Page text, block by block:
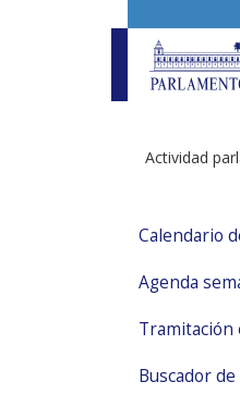
Actividad
Calendario
Agenda
Tramitación
Buscador